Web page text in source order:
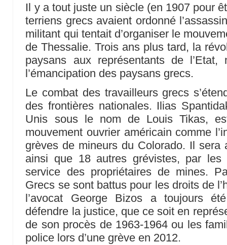
Il y a tout juste un siècle (en 1907 pour
terriens grecs avaient ordonné
militant qui tentait d’organiser le
de Thessalie. Trois ans plus tard, la
paysans aux représentants de
l’émancipation des paysans grecs.
Le combat des travailleurs grecs
des frontières nationales. Ilias
Unis sous le nom de Louis Tikas,
mouvement ouvrier américain comme
grèves de mineurs du Colorado. Il sera
ainsi que 18 autres grévistes, par les
service des propriétaires de mines.
Grecs se sont battus pour les droits de
l’avocat George Bizos a toujours
défendre la justice, que ce soit en
de son procès de 1963-1964 ou les
police lors d’une grève en 2012.